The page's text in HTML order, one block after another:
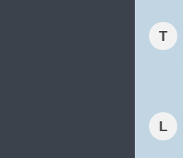
T
L